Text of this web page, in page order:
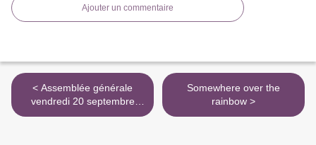
Ajouter un commentaire
< Assemblée générale
vendredi 20 septembre
2013
Somewhere over the
rainbow >